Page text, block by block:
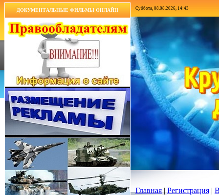
ДОКУМЕНТАЛЬНЫЕ ФИЛЬМЫ ОНЛАЙН Суббота, 08.08.2026, 14:43
Главная|Регистрация |